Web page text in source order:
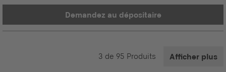
Demandez au dépositaire
3 de 95 Produits Afficher plus